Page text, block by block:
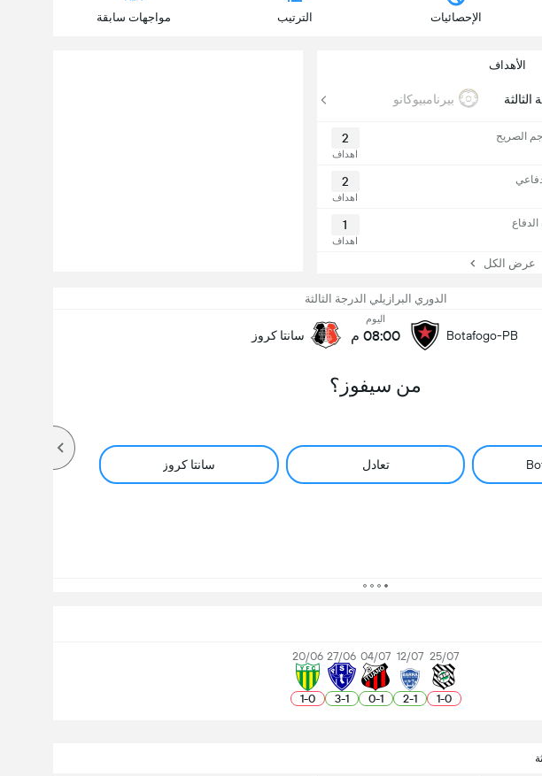
الإحصائيات الترتيب مواجهات سابقة
الأهداف
بيرنامبيوكانو
الصريح
2
اهداف
2
اهداف
1
اهداف
عرض الكل
الدوري البرازيلي الدرجة الثالثة
Botafogo-PB
اليوم
08:00 م سانتا كروز
من سيفوز؟
تعادل سانتا كروز
25/07
0
-
1
12/07
1
-
2
04/07
1
-
0
27/06
1
-
3
20/06
0
-
1